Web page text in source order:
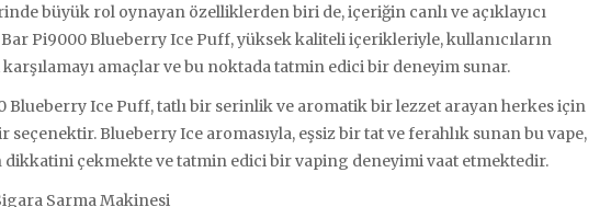
büyük rol oynayan özelliklerden biri de, içeriğin canlı ve açıklayıcı
Bar Pi9000 Blueberry Ice Puff, yüksek kaliteli içerikleriyle, kullanıcıların
amaçlar ve bu noktada tatmin edici bir deneyim sunar.
Blueberry Ice Puff, tatlı bir serinlik ve aromatik bir lezzet arayan herkes için
seçenektir. Blueberry Ice aromasıyla, eşsiz bir tat ve ferahlık sunan bu vape,
dikkatini çekmekte ve tatmin edici bir vaping deneyimi vaat etmektedir.
Sarma Makinesi